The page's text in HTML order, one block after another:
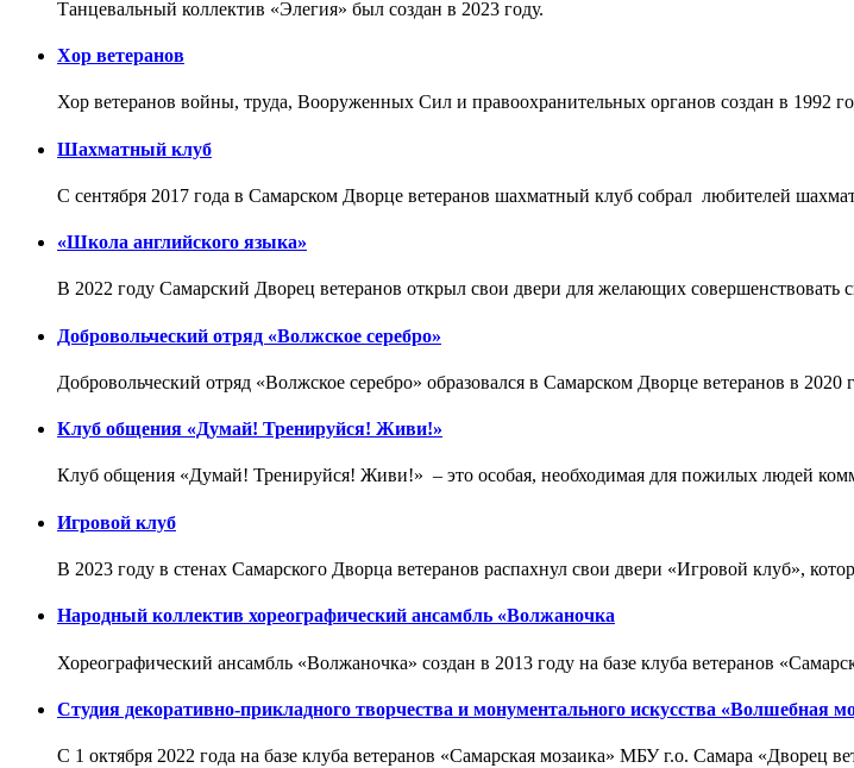
Танцевальный коллектив «Элегия» был создан в 2023 году.
Хор ветеранов
Хор ветеранов войны, труда, Вооруженных Сил и правоохранительных органов создан в
Шахматный клуб
С сентября 2017 года в Самарском Дворце ветеранов шахматный клуб собрал любителей
«Школа английского языка»
В 2022 году Самарский Дворец ветеранов открыл свои двери для желающих совершенствовать
Добровольческий отряд «Волжское серебро»
Добровольческий отряд «Волжское серебро» образовался в Самарском Дворце ветеранов в
Клуб общения «Думай! Тренируйся! Живи!»
Клуб общения «Думай! Тренируйся! Живи!» – это особая, необходимая для пожилых людей
Игровой клуб
В 2023 году в стенах Самарского Дворца ветеранов распахнул свои двери «Игровой клуб»,
Народный коллектив хореографический ансамбль «Волжаночка
Хореографический ансамбль «Волжаночка» создан в 2013 году на базе клуба ветеранов
Студия декоративно-прикладного творчества и монументального искусства «Волшебная
С 1 октября 2022 года на базе клуба ветеранов «Самарская мозаика» МБУ г.о. Самара «Дворец